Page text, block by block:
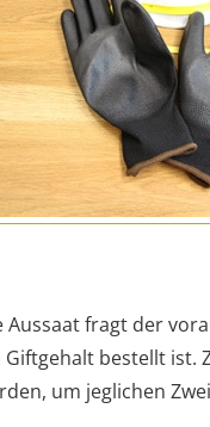
fragt der
bestellt ist.
um jeglichen